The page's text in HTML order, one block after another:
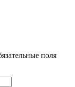
поля